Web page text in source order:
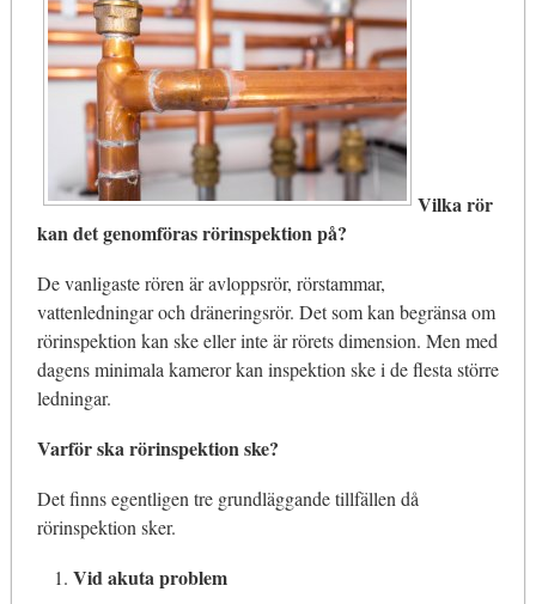
Vilka rör
kan det genomföras rörinspektion på?
De vanligaste rören är avloppsrör, rörstammar,
vattenledningar och dräneringsrör. Det som kan begränsa om
rörinspektion kan ske eller inte är rörets dimension. Men med
dagens minimala kameror kan inspektion ske i de flesta större
ledningar.
Varför ska rörinspektion ske?
Det finns egentligen tre grundläggande tillfällen då
rörinspektion sker.
Vid akuta problem